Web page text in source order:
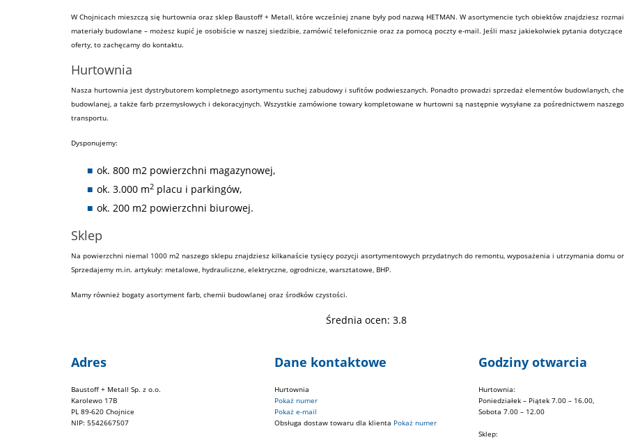
W Chojnicach mieszczą się hurtownia oraz sklep Baustoff + Metall, które wcześniej znane były pod nazwą HETMAN. W asortymencie tych obiektów znajdziesz
materiały budowlane – możesz kupić je osobiście w naszej siedzibie, zamówić telefonicznie oraz za pomocą poczty e-mail. Jeśli masz jakiekolwiek pytania
oferty, to zachęcamy do kontaktu.
Hurtownia
Nasza hurtownia jest dystrybutorem kompletnego asortymentu suchej zabudowy i sufitów podwieszanych. Ponadto prowadzi sprzedaż elementów budowlanych,
budowlanej, a także farb przemysłowych i dekoracyjnych. Wszystkie zamówione towary kompletowane w hurtowni są następnie wysyłane za pośrednictwem
transportu.
Dysponujemy:
ok. 800 m2 powierzchni magazynowej,
ok. 3.000 m2placu i parkingów,
ok. 200 m2 powierzchni biurowej.
Sklep
Na powierzchni niemal 1000 m2 naszego sklepu znajdziesz kilkanaście tysięcy pozycji asortymentowych przydatnych do remontu, wyposażenia i utrzymania domu
Sprzedajemy m.in. artykuły: metalowe, hydrauliczne, elektryczne, ogrodnicze, warsztatowe, BHP.
Mamy również bogaty asortyment farb, chemii budowlanej oraz środków czystości.
Średnia ocen: 3.8
Adres
Baustoff + Metall Sp. z o.o.
Karolewo 17B
PL 89-620 Chojnice
NIP: 5542667507
Dane kontaktowe
Hurtownia
Obsługa dostaw towaru dla klienta
Godziny otwarcia
Hurtownia:
Poniedziałek – Piątek 7.00 – 16.00,
Sobota 7.00 – 12.00
Sklep: